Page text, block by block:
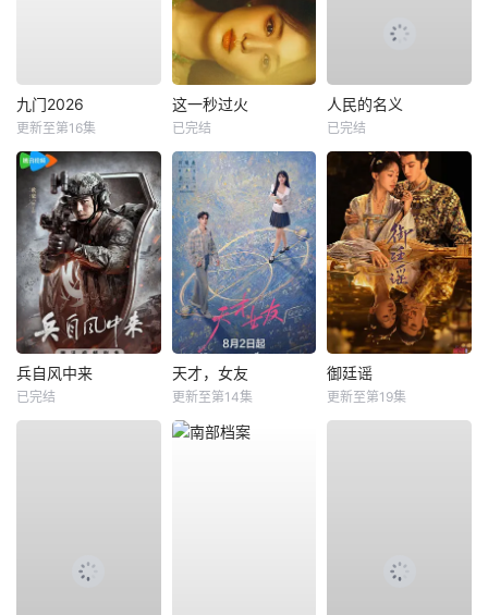
九门2026
更新至第16集
这一秒过火
已完结
人民的名义
已完结
兵自风中来
已完结
天才，女友
更新至第14集
御廷谣
更新至第19集